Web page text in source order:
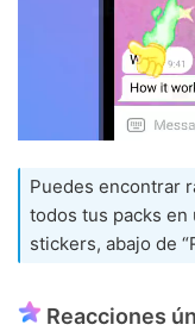
Puedes encontrar
todos tus packs en
stickers, abajo de
Reacciones